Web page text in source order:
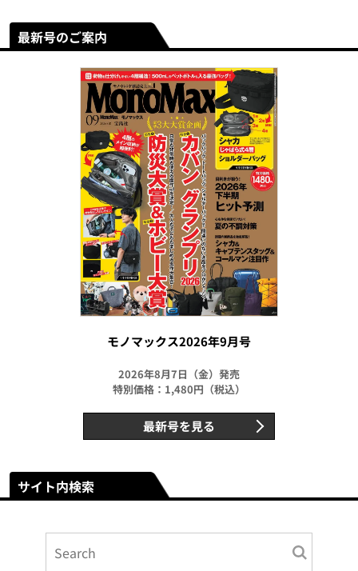
最新号のご案内
モノマックス2026年9月号
2026年8月7日（金）発売
特別価格：1,480円（税込）
最新号を見る
サイト内検索